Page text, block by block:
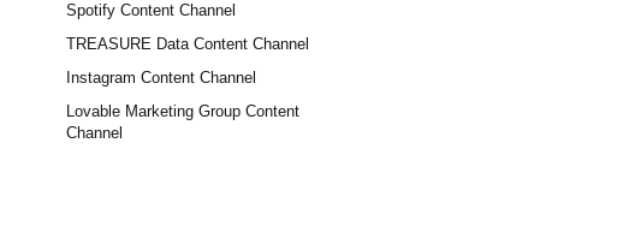
Spotify Content Channel
TREASURE Data Content Channel
Instagram Content Channel
Lovable Marketing Group Content
Channel